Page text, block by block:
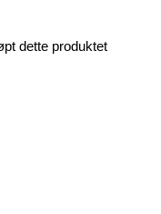
dette produktet